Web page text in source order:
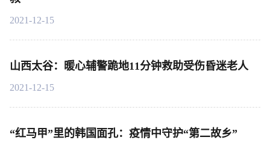
2021-12-15
山西太谷：暖心辅警跪地11分钟救助受伤昏迷老人
2021-12-15
“红马甲”里的韩国面孔：疫情中守护“第二故乡”